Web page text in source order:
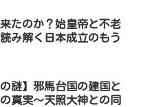
たのか？始皇帝と不老
み解く日本成立のもう
の謎】邪馬台国の建国と
真実～天照大神との同